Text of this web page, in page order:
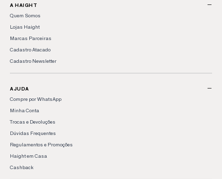
A HAIGHT −
Quem Somos
Lojas Haight
Marcas Parceiras
Cadastro Atacado
Cadastro Newsletter
AJUDA −
Compre por WhatsApp
Minha Conta
Trocas e Devoluções
Dúvidas Frequentes
Regulamentos e Promoções
Haight em Casa
Cashback